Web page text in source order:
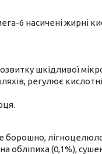
6 насичені жирні
шкідливої
регулює
борошно,
обліпиха (0,1%),